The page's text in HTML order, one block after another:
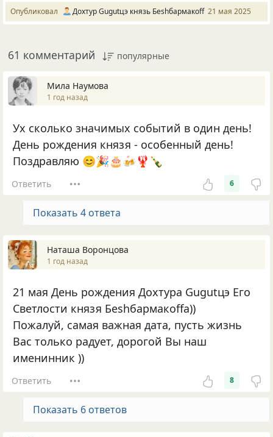
Опубликовал Дохтур Gugutцэ князь Беshбармакоff 21 мая 2025
61 комментарий популярные
Мила Наумова
1 год назад
Ух сколько значимых событий в один день!
День рождения князя - особенный день!
Поздравляю 😊🎉🎂🍻🦞🍾
Ответить 6
Показать 4 ответа
Наташа Воронцова
1 год назад
21 мая День рождения Дохтура Gugutцэ Его
Светлости князя Беshбармакоffа))
Пожалуй, самая важная дата, пусть жизнь
Вас только радует, дорогой Вы наш
именинник ))
Ответить 8
Показать 6 ответов